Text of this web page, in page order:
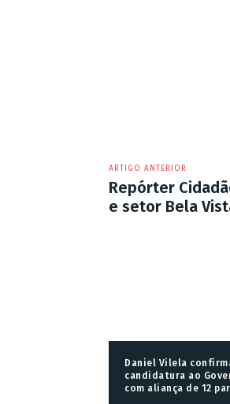
ARTIGO ANTERIOR
Repórter
e setor Bela
Daniel Vilela
candidatura ao
com aliança de 12